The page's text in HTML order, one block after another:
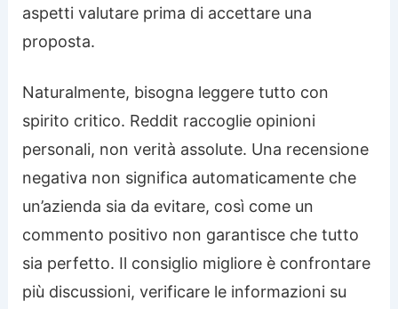
aspetti valutare prima di accettare una
proposta.
Naturalmente, bisogna leggere tutto con
spirito critico. Reddit raccoglie opinioni
personali, non verità assolute. Una recensione
negativa non significa automaticamente che
un’azienda sia da evitare, così come un
commento positivo non garantisce che tutto
sia perfetto. Il consiglio migliore è confrontare
più discussioni, verificare le informazioni su